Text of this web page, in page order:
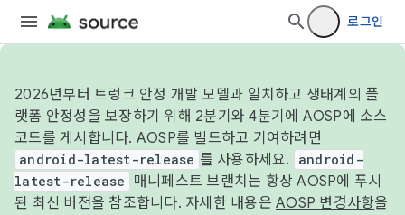
로그인
2026년부터 트렁크 안정 개발 모델과 일치하고 생태계의 플
랫폼 안정성을 보장하기 위해 2분기와 4분기에 AOSP에 소스
코드를 게시합니다. AOSP를 빌드하고 기여하려면
android-latest-release 를 사용하세요.
android-
latest-release
매니페스트 브랜치는 항상 AOSP에 푸시
된 최신 버전을 참조합니다. 자세한 내용은 AOSP 변경사항을